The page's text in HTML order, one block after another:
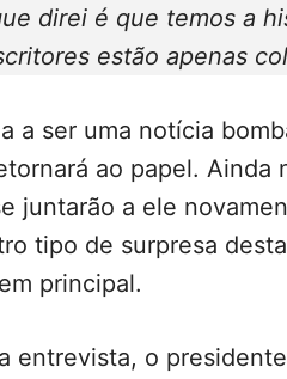
direi é que temos a
estão apenas
a ser uma notícia
ao papel. Ainda
juntarão a ele
tipo de surpresa
principal.
entrevista, o